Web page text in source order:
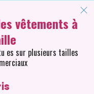
vêtements à
es sur plusieurs tailles